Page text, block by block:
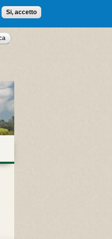
Si, accetto